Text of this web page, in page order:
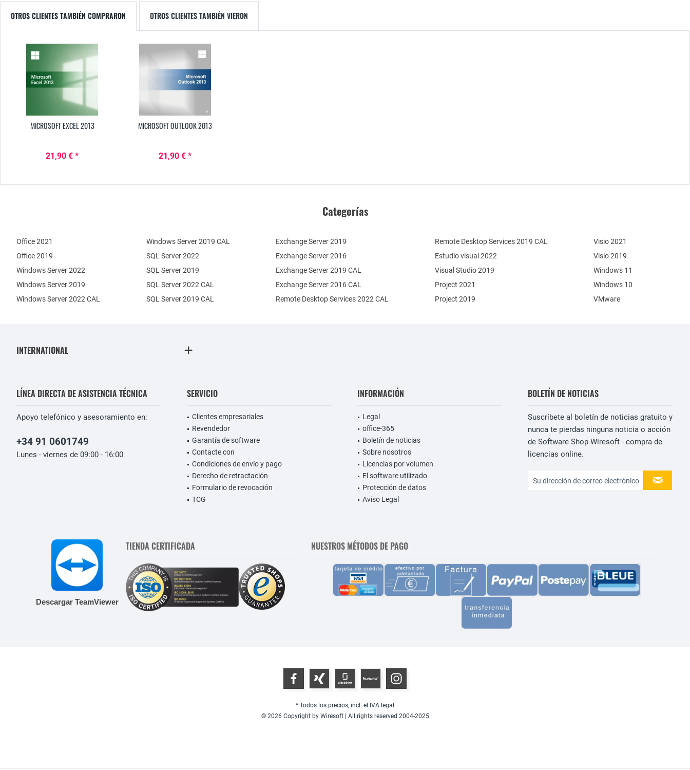
OTROS CLIENTES TAMBIÉN COMPRARON OTROS CLIENTES TAMBIÉN VIERON
MICROSOFT EXCEL 2013
21,90 € *
MICROSOFT OUTLOOK 2013
21,90 € *
Categorías
Office 2021
Office 2019
Windows Server 2022
Windows Server 2019
Exchange Server 2019
Exchange Server 2016
SQL Server 2022
SQL Server 2019
Windows Server 2022 CAL
Windows Server 2019 CAL
SQL Server 2022 CAL
SQL Server 2019 CAL
Remote Desktop Services 2022 CAL
Remote Desktop Services 2019 CAL
Exchange Server 2019 CAL
Exchange Server 2016 CAL
Estudio visual 2022
Visual Studio 2019
Project 2021
Project 2019
Visio 2021
Visio 2019
Windows 11
Windows 10
VMware
INTERNATIONAL
LÍNEA DIRECTA DE ASISTENCIA TÉCNICA
Apoyo telefónico y asesoramiento en:
+34 91 0601749
Lunes - viernes de 09:00 - 16:00
SERVICIO
Clientes empresariales
Revendedor
Garantía de software
Contacte con
Condiciones de envío y pago
Derecho de retractación
Formulario de revocación
TCG
INFORMACIÓN
Legal
office-365
Boletín de noticias
Sobre nosotros
Licencias por volumen
El software utilizado
Protección de datos
Aviso Legal
BOLETÍN DE NOTICIAS
Suscríbete al boletín de noticias gratuito y
nunca te pierdas ninguna noticia o acción
de Software Shop Wiresoft - compra de
licencias online.
Descargar TeamViewer
TIENDA CERTIFICADA NUESTROS MÉTODOS DE PAGO
* Todos los precios, incl. el IVA legal
© 2026 Copyright by Wiresoft | All rights reserved 2004-2025